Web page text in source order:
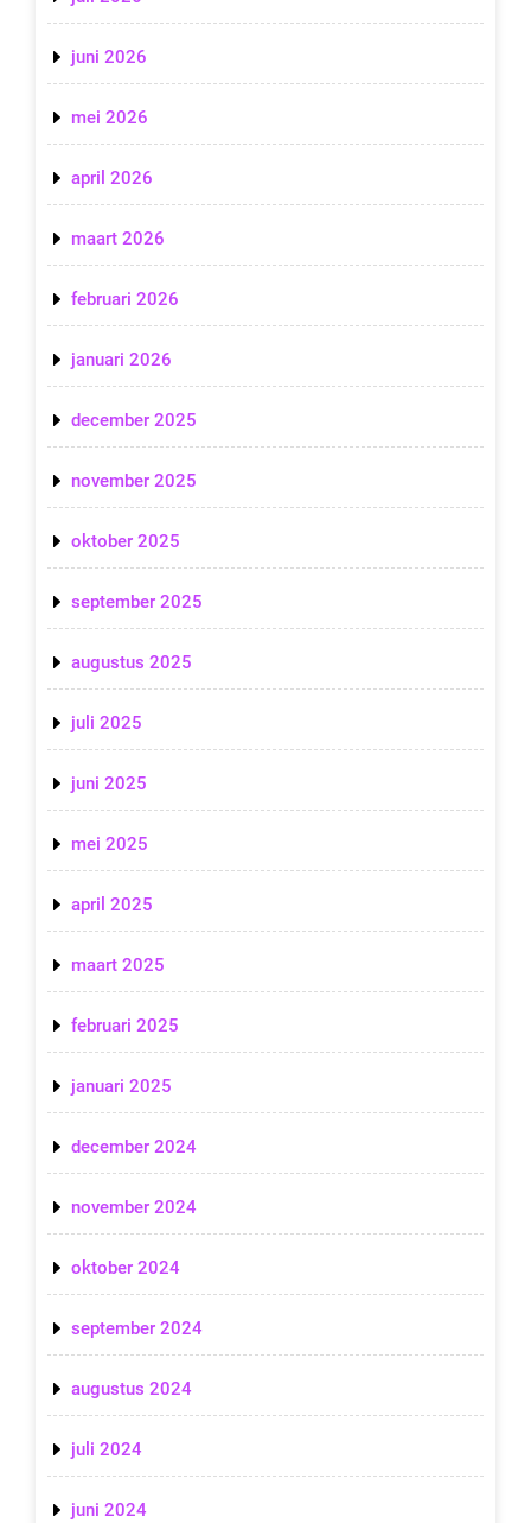
juni 2026
mei 2026
april 2026
maart 2026
februari 2026
januari 2026
december 2025
november 2025
oktober 2025
september 2025
augustus 2025
juli 2025
juni 2025
mei 2025
april 2025
maart 2025
februari 2025
januari 2025
december 2024
november 2024
oktober 2024
september 2024
augustus 2024
juli 2024
juni 2024